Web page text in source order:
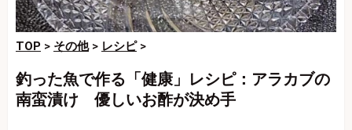
TOP > その他> レシピ>
釣った魚で作る「健康」レシピ：アラカブの
南蛮漬け 優しいお酢が決め手